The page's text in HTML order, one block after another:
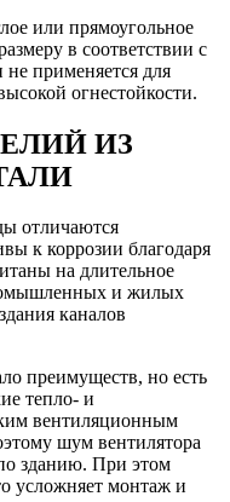
или прямоугольное
в соответствии с
применяется для
огнестойкости.
ИЗ
отличаются
к коррозии благодаря
на длительное
и жилых
каналов
преимуществ, но есть
тепло- и
вентиляционным
шум вентилятора
зданию. При этом
усложняет монтаж и